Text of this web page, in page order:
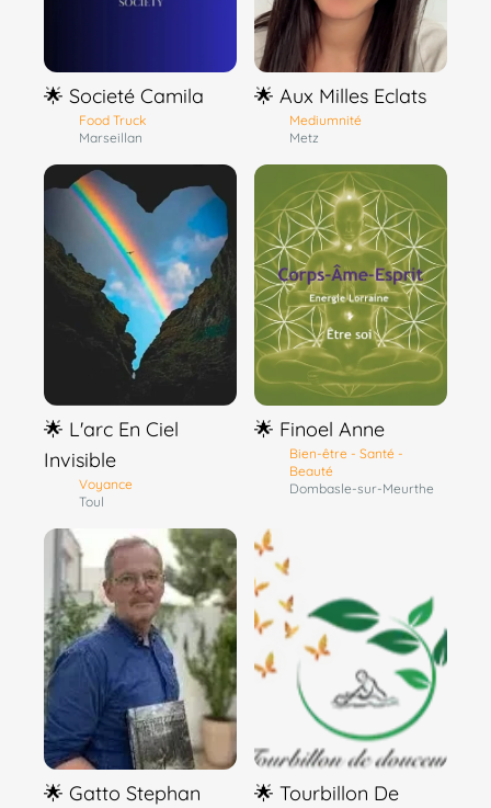
🌟 Societé Camila
Food Truck
Marseillan
🌟 Aux Milles Eclats
Mediumnité
Metz
🌟 L'arc En Ciel
Invisible
Voyance
Toul
🌟 Finoel Anne
Bien-être - Santé -
Beauté
Dombasle-sur-Meurthe
🌟 Gatto Stephan
🌟 Tourbillon De